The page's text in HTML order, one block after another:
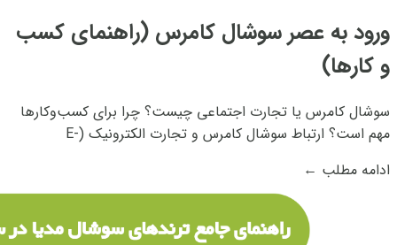
ورود به عصر سوشال کامرس (راهنمای کسب‌
و کارها)
سوشال کامرس یا تجارت اجتماعی چیست؟ چرا برای کسب‌وکارها
مهم است؟ ارتباط سوشال کامرس و تجارت الکترونیک (E-
و سوشال مدیا مارکتینگ چیست؟ بهترین شبکه‌های اجتماعی
(پلتفرم‌ها) برای سوشال کامرس کدام‌‌ شبکه‌ها...
ادامه مطلب ←